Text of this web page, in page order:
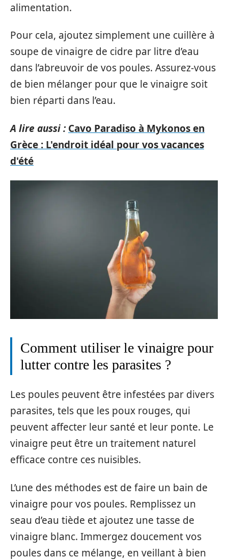
alimentation.
Pour cela, ajoutez simplement une cuillère à
soupe de vinaigre de cidre par litre d’eau
dans l’abreuvoir de vos poules. Assurez-vous
de bien mélanger pour que le vinaigre soit
bien réparti dans l’eau.
A lire aussi : Cavo Paradiso à Mykonos en
Grèce : L'endroit idéal pour vos vacances
d'été
Comment utiliser le vinaigre pour
lutter contre les parasites ?
Les poules peuvent être infestées par divers
parasites, tels que les poux rouges, qui
peuvent affecter leur santé et leur ponte. Le
vinaigre peut être un traitement naturel
efficace contre ces nuisibles.
L’une des méthodes est de faire un bain de
vinaigre pour vos poules. Remplissez un
seau d’eau tiède et ajoutez une tasse de
vinaigre blanc. Immergez doucement vos
poules dans ce mélange, en veillant à bien